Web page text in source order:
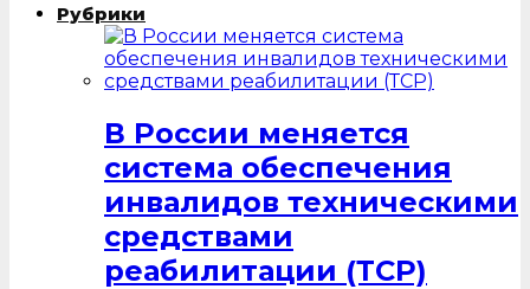
Рубрики
В России меняется
система обеспечения
инвалидов техническими
средствами
реабилитации (ТСР)